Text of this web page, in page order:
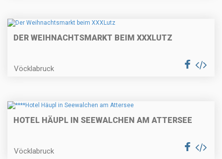
DER WEIHNACHTSMARKT BEIM XXXLUTZ
Vöcklabruck
HOTEL HÄUPL IN SEEWALCHEN AM ATTERSEE
Vöcklabruck